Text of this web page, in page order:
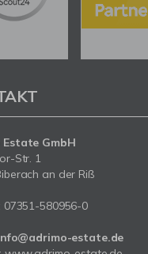
GmbH
Str. 1
an der Riß
07351-580956-0
estate.de